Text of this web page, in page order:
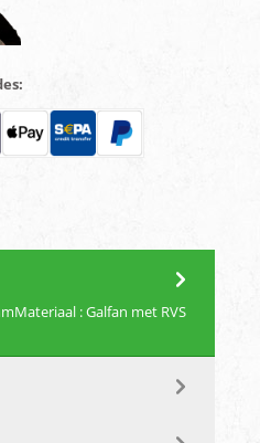
: Galfan met RVS